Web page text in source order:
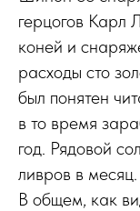
герцогов Карл
коней и
расходы сто
был понятен
в то время
год. Рядовой
ливров в месяц.
В общем, как